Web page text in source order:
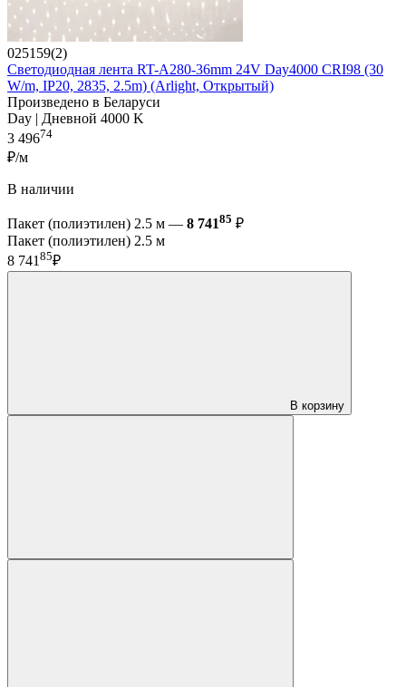
025159(2)
Светодиодная лента RT-A280-36mm 24V Day4000 CRI98 (30
W/m, IP20, 2835, 2.5m) (Arlight, Открытый)
Произведено в Беларуси
Day | Дневной 4000 K
3 49674
₽/м
В наличии
Пакет (полиэтилен) 2.5 м — 8 74185 ₽
Пакет (полиэтилен) 2.5 м
8 74185₽
В корзину